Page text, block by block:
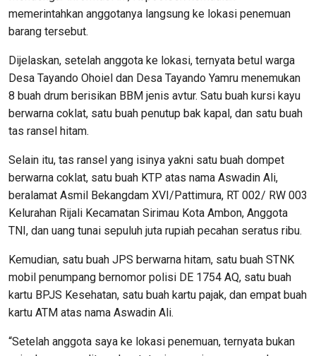
memerintahkan anggotanya langsung ke lokasi penemuan
barang tersebut.
Dijelaskan, setelah anggota ke lokasi, ternyata betul warga
Desa Tayando Ohoiel dan Desa Tayando Yamru menemukan
8 buah drum berisikan BBM jenis avtur. Satu buah kursi kayu
berwarna coklat, satu buah penutup bak kapal, dan satu buah
tas ransel hitam.
Selain itu, tas ransel yang isinya yakni satu buah dompet
berwarna coklat, satu buah KTP atas nama Aswadin Ali,
beralamat Asmil Bekangdam XVI/Pattimura, RT 002/ RW 003
Kelurahan Rijali Kecamatan Sirimau Kota Ambon, Anggota
TNI, dan uang tunai sepuluh juta rupiah pecahan seratus ribu.
Kemudian, satu buah JPS berwarna hitam, satu buah STNK
mobil penumpang bernomor polisi DE 1754 AQ, satu buah
kartu BPJS Kesehatan, satu buah kartu pajak, dan empat buah
kartu ATM atas nama Aswadin Ali.
“Setelah anggota saya ke lokasi penemuan, ternyata bukan